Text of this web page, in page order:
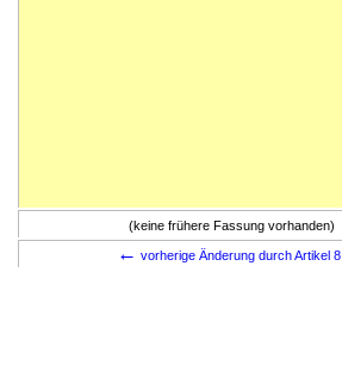
(keine frühere Fassung vorhanden)
← vorherige Änderung durch Artikel 8